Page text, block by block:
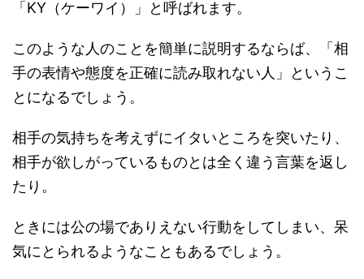
「KY（ケーワイ）」と呼ばれます。
このような人のことを簡単に説明するならば、「相
手の表情や態度を正確に読み取れない人」というこ
とになるでしょう。
相手の気持ちを考えずにイタいところを突いたり、
相手が欲しがっているものとは全く違う言葉を返し
たり。
ときには公の場でありえない行動をしてしまい、呆
気にとられるようなこともあるでしょう。